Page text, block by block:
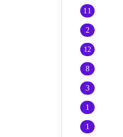
11
2
12
8
3
1
1